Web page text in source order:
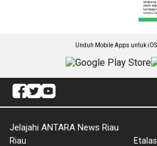
Unduh Mobile Apps untuk
Jelajahi ANTARA News Riau
Riau